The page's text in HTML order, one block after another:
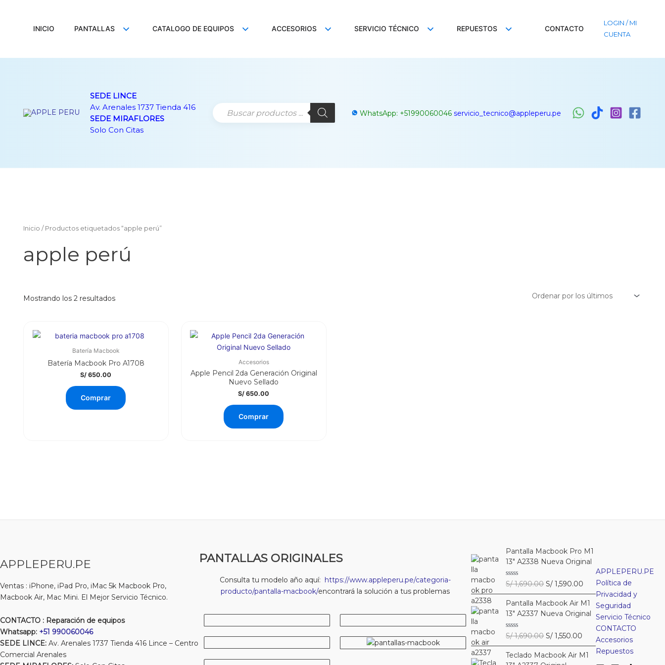
contenidoINICIO PANTALLAS CATALOGO DE EQUIPOS ACCESORIOS SERVICIO TÉCNICO REPUESTOS CONTACTO
LOGIN / MI
CUENTA
SEDE LINCE
Av. Arenales 1737 Tienda 416
SEDE MIRAFLORES
Solo Con Citas
WhatsApp: +51990060046 servicio_tecnico@appleperu.pe
Inicio / Productos etiquetados “apple perú”
apple perú
Mostrando los 2 resultadosOrdenado
Batería Macbook
Batería Macbook Pro A1708
S/ 650.00
Comprar
Accesorios
Apple Pencil 2da Generación Original
Nuevo Sellado
S/ 650.00
Comprar
APPLEPERU.PE
Ventas : iPhone, iPad Pro, iMac 5k Macbook Pro,
Macbook Air, Mac Mini. El Mejor Servicio Técnico.
CONTACTO : Reparación de equipos
Whatsapp: +51 990060046
SEDE LINCE: Av. Arenales 1737 Tienda 416 Lince – Centro
Comercial Arenales
PANTALLAS ORIGINALES
Consulta tu modelo año aquí: https://www.appleperu.pe/categoria-
producto/pantalla-macbook/encontrará la solución a tus problemas
Pantalla Macbook Pro M1
13″ A2338 Nueva Original
V
o
r
a
d
o
c
o
n
0
S/1,690.00 El
precio
original
era:
S/ 1,590.00
precio
actual
es:
S/ 1,590.00.
Pantalla Macbook Air M1
13″ A2337 Nueva Original
V
o
r
S/1,690.00 El
precio
original
S/ 1,550.00
precio
actual
Teclado Macbook Air M1
APPLEPERU.PE
Política de
Privacidad y
Seguridad
Servicio Técnico
CONTACTO
Accesorios
Repuestos